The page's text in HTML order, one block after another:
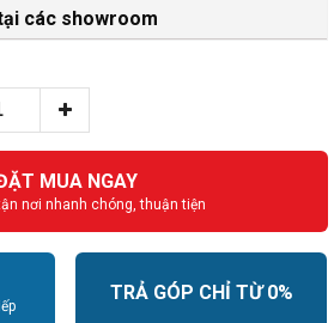
các showroom
MUA NGAY
nơi nhanh chóng, thuận tiện
TRẢ GÓP CHỈ TỪ 0%